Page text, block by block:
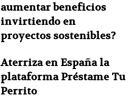
aumentar beneficios
invirtiendo en
proyectos sostenibles?
Aterriza en España la
plataforma Préstame Tu
Perrito